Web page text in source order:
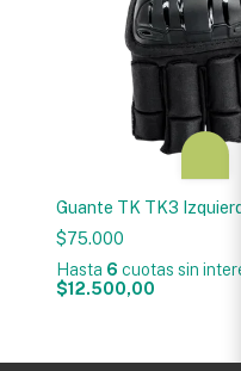
Guante TK TK3
$75.000
Hasta 6 cuotas sin
$12.500,00